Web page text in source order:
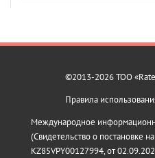
©2013-2026 ТОО
Правила
Международное
(Свидетельство о постановке
KZ85VPY00127994, от